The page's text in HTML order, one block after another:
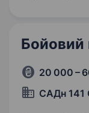
Бойовий
20 000 –
САДн